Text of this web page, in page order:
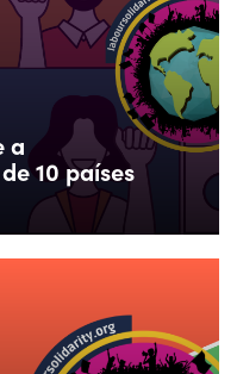
a
10 países